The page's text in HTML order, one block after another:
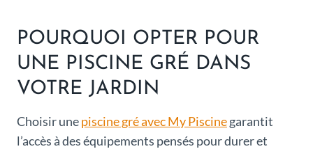
POURQUOI OPTER POUR
UNE PISCINE GRÉ DANS
VOTRE JARDIN
Choisir unepiscine gré avec My Piscinegarantit
l’accès à des équipements pensés pour durer et